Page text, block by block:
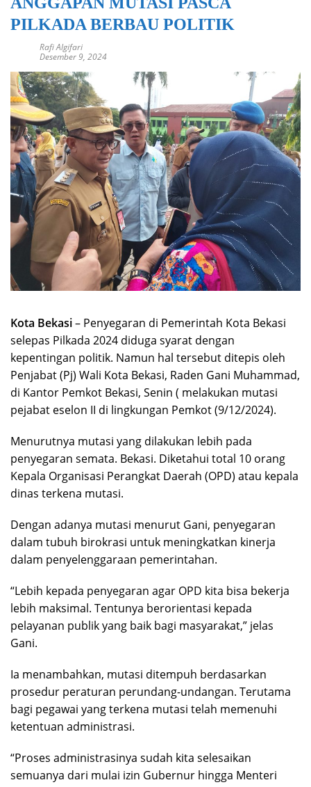
PILKADA BERBAU POLITIK
Rafi Algifari
Desember 9, 2024
Kota Bekasi– Penyegaran di Pemerintah Kota Bekasi
selepas Pilkada 2024 diduga syarat dengan
kepentingan politik. Namun hal tersebut ditepis oleh
Penjabat (Pj) Wali Kota Bekasi, Raden Gani Muhammad,
di Kantor Pemkot Bekasi, Senin ( melakukan mutasi
pejabat eselon II di lingkungan Pemkot (9/12/2024).
Menurutnya mutasi yang dilakukan lebih pada
penyegaran semata. Bekasi. Diketahui total 10 orang
Kepala Organisasi Perangkat Daerah (OPD) atau kepala
dinas terkena mutasi.
Dengan adanya mutasi menurut Gani, penyegaran
dalam tubuh birokrasi untuk meningkatkan kinerja
dalam penyelenggaraan pemerintahan.
“Lebih kepada penyegaran agar OPD kita bisa bekerja
lebih maksimal. Tentunya berorientasi kepada
pelayanan publik yang baik bagi masyarakat,” jelas
Gani.
Ia menambahkan, mutasi ditempuh berdasarkan
prosedur peraturan perundang-undangan. Terutama
bagi pegawai yang terkena mutasi telah memenuhi
ketentuan administrasi.
“Proses administrasinya sudah kita selesaikan
semuanya dari mulai izin Gubernur hingga Menteri